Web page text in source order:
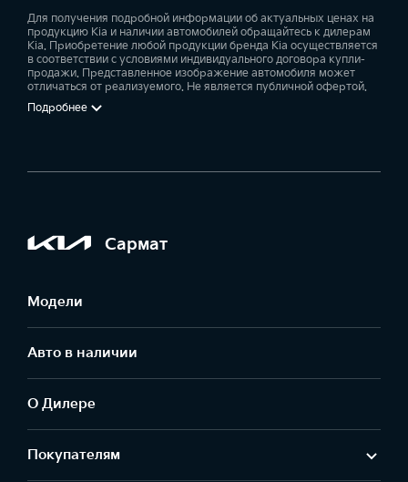
Для получения подробной информации об актуальных ценах на
продукцию Kia и наличии автомобилей обращайтесь к дилерам
Kia. Приобретение любой продукции бренда Kia осуществляется
в соответствии с условиями индивидуального договора купли-
продажи. Представленное изображение автомобиля может
отличаться от реализуемого. Не является публичной офертой.
Подробнее
Сармат
Модели
Авто в наличии
О Дилере
Покупателям